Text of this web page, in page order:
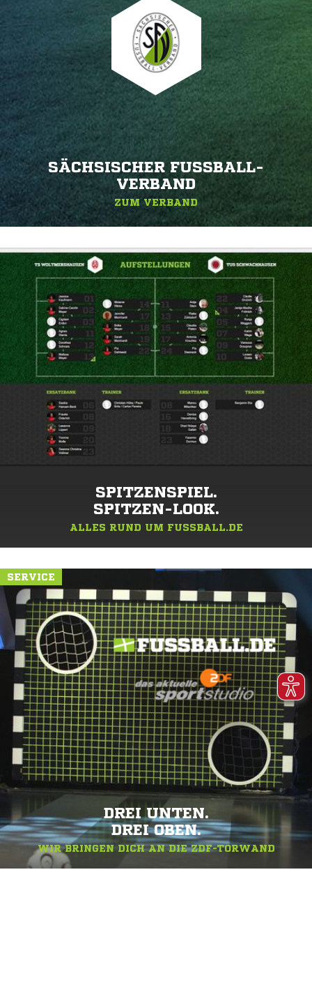
SÄCHSISCHER FUSSBALL-V
ERBAND
ZUM VERBAND
SPITZENSPIEL.
SPITZEN-LOOK.
ALLES RUND UM FUSSBALL.DE
SERVICE
DREI UNTEN.
DREI OBEN.
WIR BRINGEN DICH AN DIE ZDF-TORWAND